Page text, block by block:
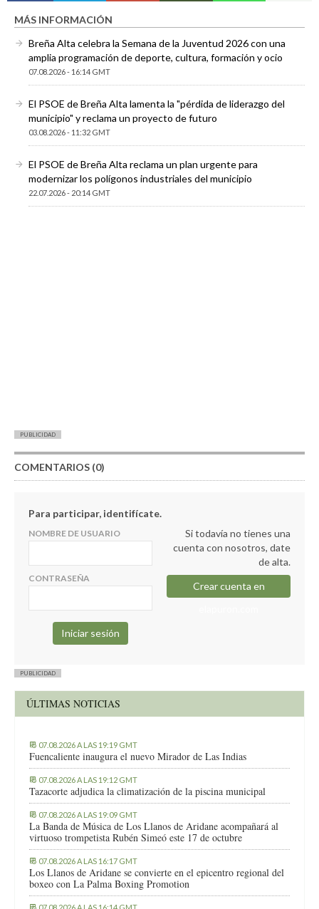
MÁS INFORMACIÓN
Breña Alta celebra la Semana de la Juventud 2026 con una
amplia programación de deporte, cultura, formación y ocio
07.08.2026 - 16:14 GMT
El PSOE de Breña Alta lamenta la "pérdida de liderazgo del
municipio" y reclama un proyecto de futuro
03.08.2026 - 11:32 GMT
El PSOE de Breña Alta reclama un plan urgente para
modernizar los polígonos industriales del municipio
22.07.2026 - 20:14 GMT
PUBLICIDAD
COMENTARIOS (0)
Para participar, identifícate.
NOMBRE DE USUARIO
CONTRASEÑA
Si todavía no tienes una
cuenta con nosotros, date
de alta.
Crear cuenta en
PUBLICIDAD
ÚLTIMAS NOTICIAS
07.08.2026 A LAS 19:19 GMT
Fuencaliente inaugura el nuevo Mirador de Las Indias
07.08.2026 A LAS 19:12 GMT
Tazacorte adjudica la climatización de la piscina municipal
07.08.2026 A LAS 19:09 GMT
La Banda de Música de Los Llanos de Aridane acompañará al
virtuoso trompetista Rubén Simeó este 17 de octubre
07.08.2026 A LAS 16:17 GMT
Los Llanos de Aridane se convierte en el epicentro regional del
boxeo con La Palma Boxing Promotion
07.08.2026 A LAS 16:14 GMT